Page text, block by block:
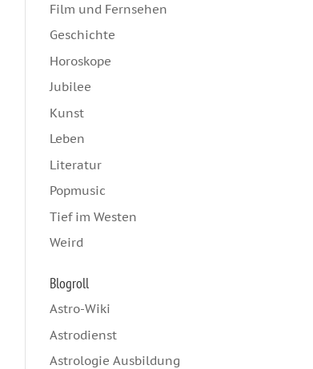
Film und Fernsehen
Geschichte
Horoskope
Jubilee
Kunst
Leben
Literatur
Popmusic
Tief im Westen
Weird
Blogroll
Astro-Wiki
Astrodienst
Astrologie Ausbildung